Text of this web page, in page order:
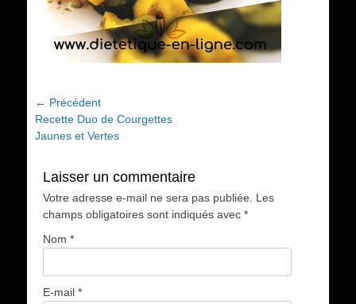
Navigation
de
l’article
← Précédent
Article
précédent :
Recette Duo de Courgettes
Jaunes et Vertes
Laisser un commentaire
Votre adresse e-mail ne sera pas publiée.
Les
champs obligatoires sont indiqués avec *
Nom *
E-mail *